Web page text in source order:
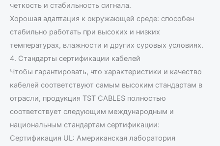
четкость и стабильность сигнала.
Хорошая адаптация к окружающей среде: способен
стабильно работать при высоких и низких
температурах, влажности и других суровых условиях.
4. Стандарты сертификации кабелей
Чтобы гарантировать, что характеристики и качество
кабелей соответствуют самым высоким стандартам в
отрасли, продукция TST CABLES полностью
соответствует следующим международным и
национальным стандартам сертификации:
Сертификация UL: Американская лаборатория